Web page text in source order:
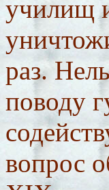
училищ
раз.
поводу
вопрос